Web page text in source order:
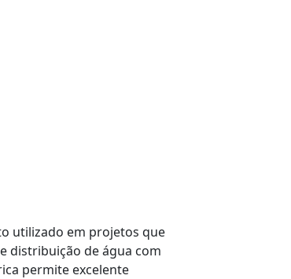
utilizado em projetos que
distribuição de água com
permite excelente